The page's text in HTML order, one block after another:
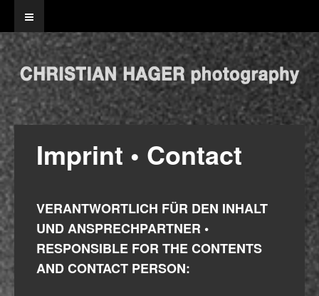
Imprint • Contact
VERANTWORTLICH FÜR DEN INHALT
UND ANSPRECHPARTNER •
RESPONSIBLE FOR THE CONTENTS
AND CONTACT PERSON: